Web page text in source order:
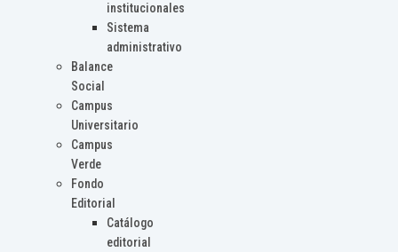
institucionales
Sistema
administrativo
Balance
Social
Campus
Universitario
Campus
Verde
Fondo
Editorial
Catálogo
editorial